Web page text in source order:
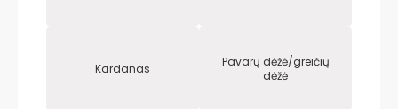
Kardanas
Pavarų dėžė/greičių
dėžė